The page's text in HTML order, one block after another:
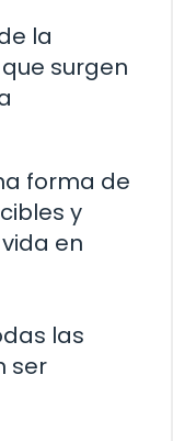
la
surgen
forma de
y
en
las
ser